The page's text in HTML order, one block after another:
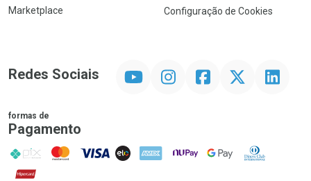
Marketplace
Configuração de Cookies
Redes Sociais InstagramFacebookTwitter Linkedin
formas de
Pagamento
PIX MasterCard
VISA ELO AMEX NuPay Google PayDiners Club
Hipercard